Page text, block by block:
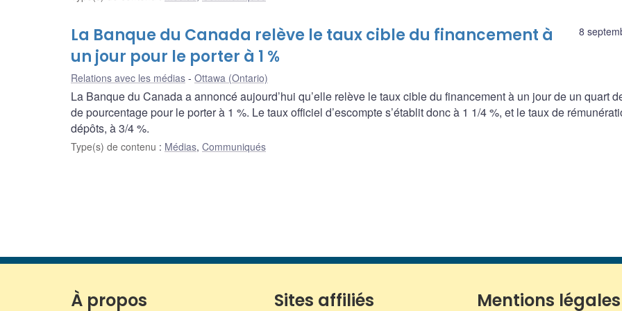
8
La Banque du Canada relève le taux cible du financement à
un jour pour le porter à 1 %
Relations avec les médias Ottawa (Ontario)
La Banque du Canada a annoncé aujourd’hui qu’elle relève le taux cible du financement à un jour de un quart
de pourcentage pour le porter à 1 %. Le taux officiel d’escompte s’établit donc à 1 1/4 %, et le taux de
dépôts, à 3/4 %.
Type(s) de contenu : Médias, Communiqués
À propos Sites affiliés Mentions légales